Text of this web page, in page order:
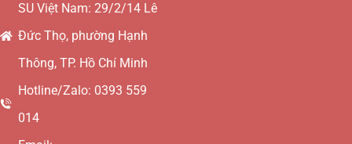
SU Việt Nam: 29/2/14 Lê
Đức Thọ, phường Hạnh
Thông, TP. Hồ Chí Minh
Hotline/Zalo: 0393 559
014